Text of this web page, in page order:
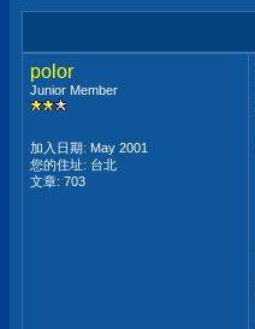
polor
Junior Member
加入日期: May 2001
您的住址: 台北
文章: 703